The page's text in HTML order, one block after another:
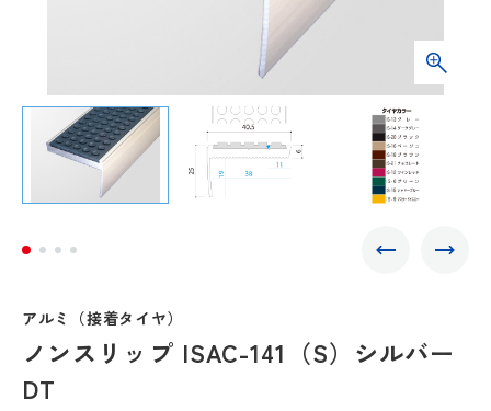
アルミ（接着タイヤ）
ノンスリップ ISAC-141（S）シルバー
DT